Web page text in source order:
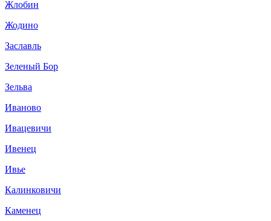
Жлобин
Жодино
Заславль
Зеленый Бор
Зельва
Иваново
Ивацевичи
Ивенец
Ивье
Калинковичи
Каменец